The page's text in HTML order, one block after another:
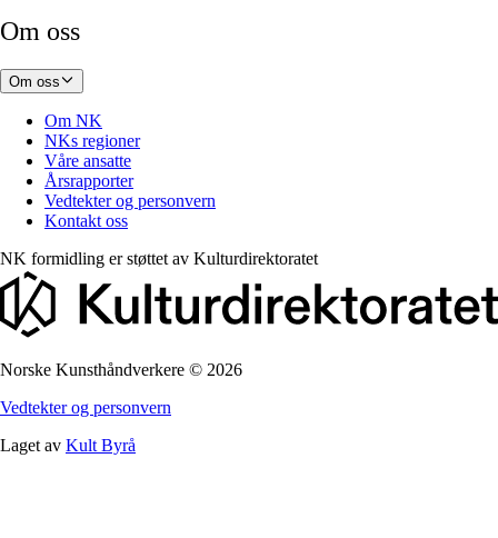
Om oss
Om oss
Om NK
NKs regioner
Våre ansatte
Årsrapporter
Vedtekter og personvern
Kontakt oss
NK formidling er støttet av Kulturdirektoratet
Norske Kunsthåndverkere © 2026
Vedtekter og personvern
Laget av Kult Byrå